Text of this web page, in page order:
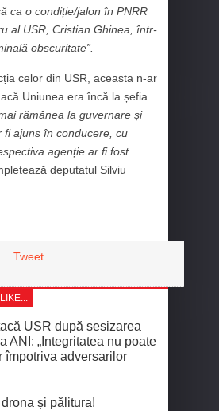
ca o condiție/jalon în PNRR
al USR, Cristian Ghinea, într-
obscuritate”.
celor din USR, aceasta n-ar
Uniunea era încă la șefia
mai rămânea la guvernare și
fi ajuns în conducere, cu
agenție ar fi fost
deputatul Silviu
Tweet
USR după sesizarea
ANI: „Integritatea nu poate
împotriva adversarilor
și pălitura!